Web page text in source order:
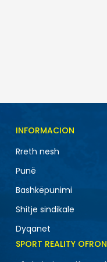
INFORMACION
Rreth nesh
Punë
Bashkëpunimi
Shitje sindikale
Dyqanet
SPORT REALITY OFRON